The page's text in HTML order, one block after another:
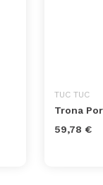
TUC TUC
Trona
59,78 €